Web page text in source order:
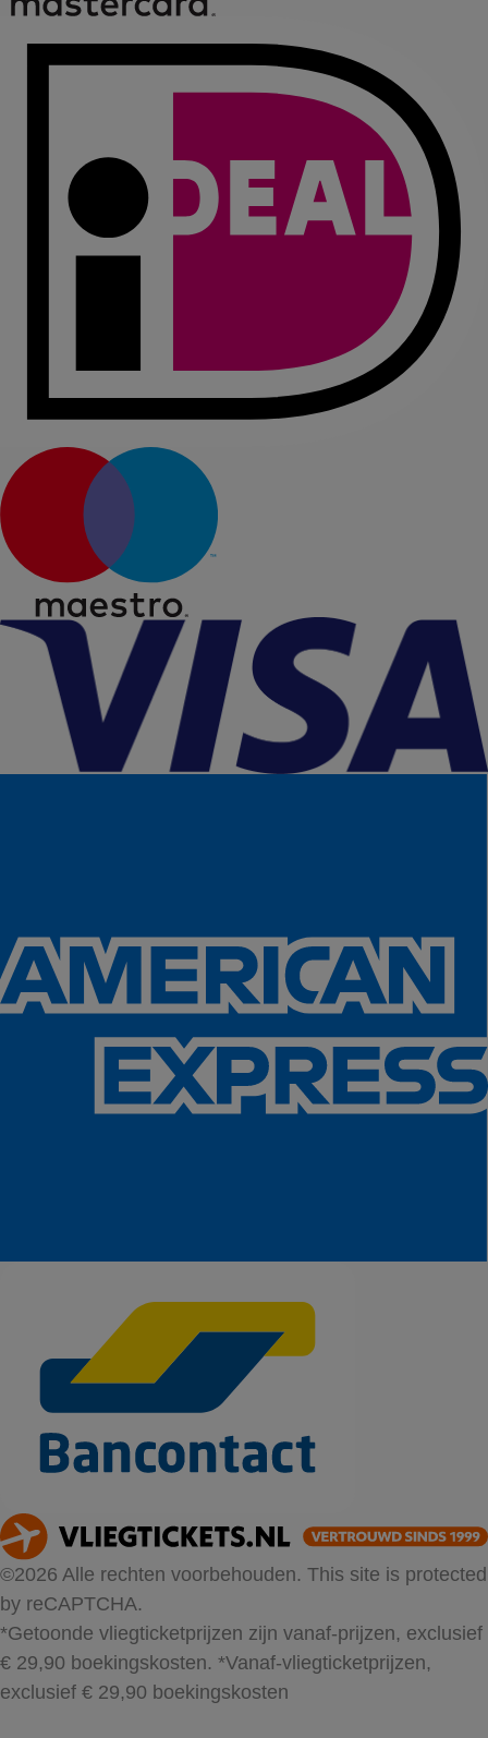
©2026 Alle rechten voorbehouden. This site is protected
by reCAPTCHA.
*Getoonde vliegticketprijzen zijn vanaf-prijzen, exclusief
€ 29,90 boekingskosten. *Vanaf-vliegticketprijzen,
exclusief € 29,90 boekingskosten